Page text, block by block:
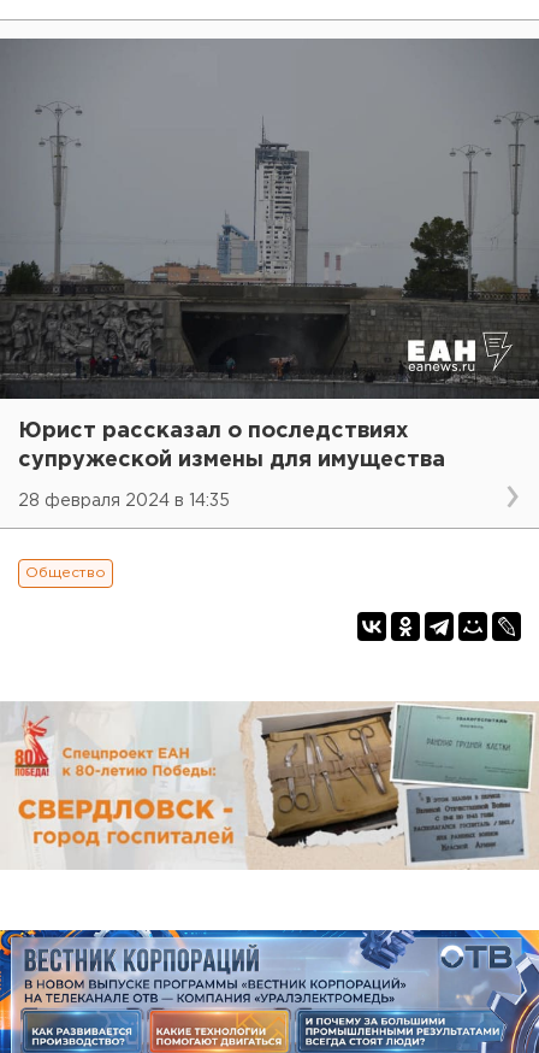
Юрист рассказал о последствиях
супружеской измены для имущества
28 февраля 2024 в 14:35
Общество